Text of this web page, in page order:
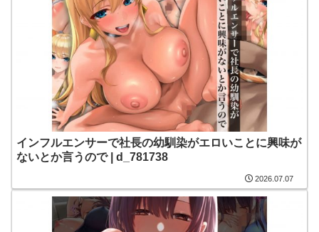
インフルエンサーで社長の幼馴染がエロいことに興味が
ないとか言うので | d_781738
2026.07.07